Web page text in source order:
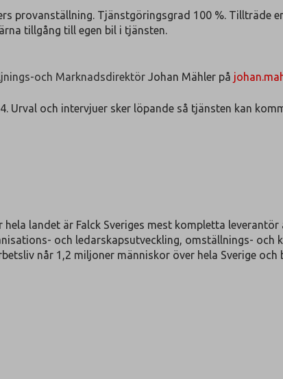
provanställning. Tjänstgöringsgrad 100 %. Tillträde
tillgång till egen bil i tjänsten.
och Marknadsdirektör Johan Mähler på
Urval och intervjuer sker löpande så tjänsten kan
hela landet är Falck Sveriges mest kompletta
och ledarskapsutveckling, omställnings-
når 1,2 miljoner människor över hela Sverige